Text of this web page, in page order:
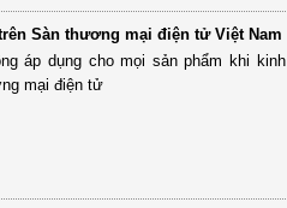
Sàn thương mại điện tử Việt Nam
áp dụng cho mọi sản phẩm khi kinh
mại điện tử